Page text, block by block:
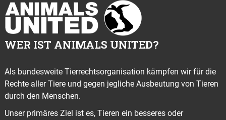
WER IST ANIMALS UNITED?
Als bundesweite Tierrechtsorganisation kämpfen wir für die
Rechte aller Tiere und gegen jegliche Ausbeutung von Tieren
durch den Menschen.
Unser primäres Ziel ist es, Tieren ein besseres oder